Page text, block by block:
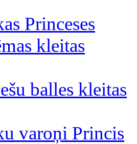
Princeses
kleitas
balles kleitas
varoņi Princis